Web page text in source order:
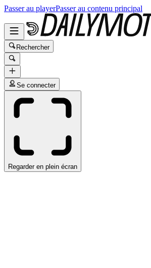
Passer au playerPasser au contenu principal
Rechercher
Se connecter
Regarder en plein écran